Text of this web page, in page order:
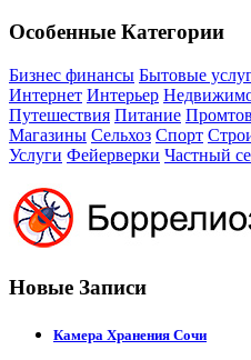
Особенные Категории
Бизнес финансы Бытовые
Интернет Интерьер
Путешествия Питание
Магазины Сельхоз Спорт
Услуги Фейерверки Частный
Новые Записи
Камера Хранения Сочи